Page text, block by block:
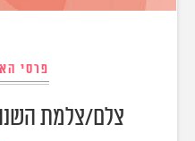
פרסי
צלם/צלמת